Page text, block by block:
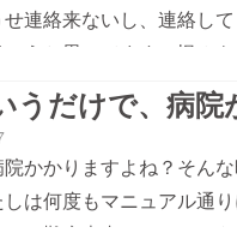
連絡来ないし、連絡し
うと思ってます。恨み
ッセージなんだろう…
など思いました…あた
うだけで、病院
かかりますよね？そん
しは何度もマニュアル通
。難病患者はみんなそ